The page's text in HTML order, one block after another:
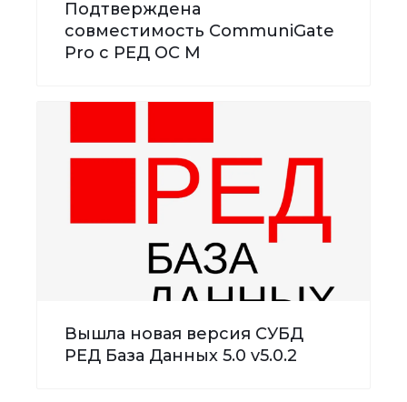
Подтверждена
совместимость CommuniGate
Pro с РЕД ОС М
Вышла новая версия СУБД
РЕД База Данных 5.0 v5.0.2